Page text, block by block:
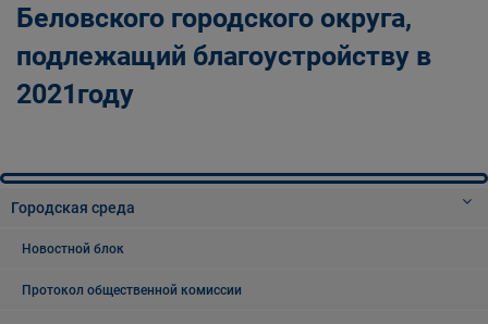
Беловского городского округа,
подлежащий благоустройству в
2021году
Городская среда
Новостной блок
Протокол общественной комиссии